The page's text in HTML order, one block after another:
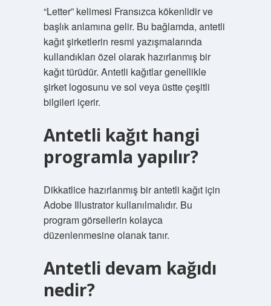
“Letter” kelimesi Fransızca kökenlidir ve
başlık anlamına gelir. Bu bağlamda, antetli
kağıt şirketlerin resmi yazışmalarında
kullandıkları özel olarak hazırlanmış bir
kağıt türüdür. Antetli kağıtlar genellikle
şirket logosunu ve sol veya üstte çeşitli
bilgileri içerir.
Antetli kağıt hangi
programla yapılır?
Dikkatlice hazırlanmış bir antetli kağıt için
Adobe Illustrator kullanılmalıdır. Bu
program görsellerin kolayca
düzenlenmesine olanak tanır.
Antetli devam kağıdı
nedir?